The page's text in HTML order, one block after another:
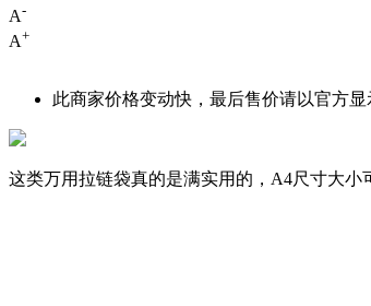
A-
A+
此商家价格变动快，最后售价请以官方
这类万用拉链袋真的是满实用的，A4尺寸大小